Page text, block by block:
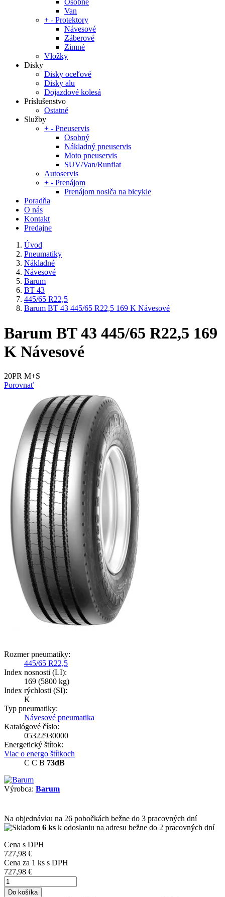
Osobné
Van
+ - Protektory
Návesové
Záberové
Zimné
Vložky
Disky
Disky oceľové
Disky alu
Dojazdové kolesá
Príslušenstvo
Ostatné
Služby
+ - Pneuservis
Osobný
Nákladný pneuservis
Moto pneuservis
SUV/Van/Runflat
Autoservis
+ - Prenájom
Prenájom nosiča na bicykle
Poradňa
O nás
Kontakt
Predajne
Úvod
Pneumatiky
Nákladné
Návesové
Barum
BT 43
445/65 R22,5
Barum BT 43 445/65 R22,5 169 K Návesové
Barum BT 43 445/65 R22,5 169
K Návesové
20PR M+S
Porovnať
Rozmer pneumatiky:
445/65 R22,5
Index nosnosti (LI):
169 (5800 kg)
Index rýchlosti (SI):
K
Typ pneumatiky:
Návesové pneumatika
Katalógové číslo:
05322930000
Energetický štítok:
Viac o energo štítkoch
C C B 73dB
Výrobca: Barum
Na objednávku na 26 pobočkách bežne do 3 pracovných dní
6 ks k odoslaniu na adresu bežne do 2 pracovných dní
Cena s DPH
727,98 €
Cena za 1 ks s DPH
727,98 €
Do košíka